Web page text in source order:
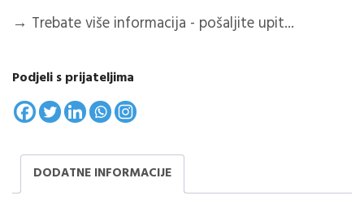
→ Trebate više informacija - pošaljite upit...
Podjeli s prijateljima
DODATNE INFORMACIJE